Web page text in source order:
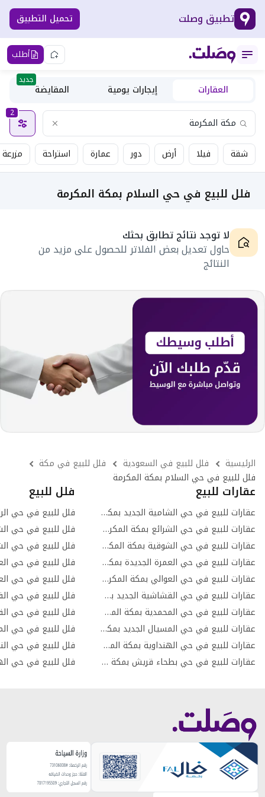
تطبيق وصلت تحميل التطبيق
أطلب
العقارات إيجارات يومية المقايضة
جديد
2
شقة فيلا أرض دور عمارة استراحة مزرعة
فلل للبيع في حي السلام بمكة المكرمة
لا توجد نتائج تطابق بحثك
حاول تعديل بعض الفلاتر للحصول على مزيد من
النتائج
الرئيسية فلل للبيع في السعودية
فلل للبيع في مكة
فلل للبيع في حي السلام بمكة المكرمة
عقارات للبيع
عقارات للبيع في حي الشامية الجديد بمكة المكرمة
عقارات للبيع في حي الشرائع بمكة المكرمة
عقارات للبيع في حي الشوقية بمكة المكرمة
عقارات للبيع في حي العمرة الجديدة بمكة المكرمة
عقارات للبيع في حي العوالي بمكة المكرمة
عقارات للبيع في حي القشاشية الجديد بمكة المكرمة
عقارات للبيع في حي المحمدية بمكة المكرمة
عقارات للبيع في حي المسيال الجديد بمكة المكرمة
عقارات للبيع في حي الهنداوية بمكة المكرمة
عقارات للبيع في حي بطحاء قريش بمكة المكرمة
فلل للبيع
فلل للبيع في حي
فلل للبيع في حي
فلل للبيع في حي
فلل للبيع في حي
فلل للبيع في حي